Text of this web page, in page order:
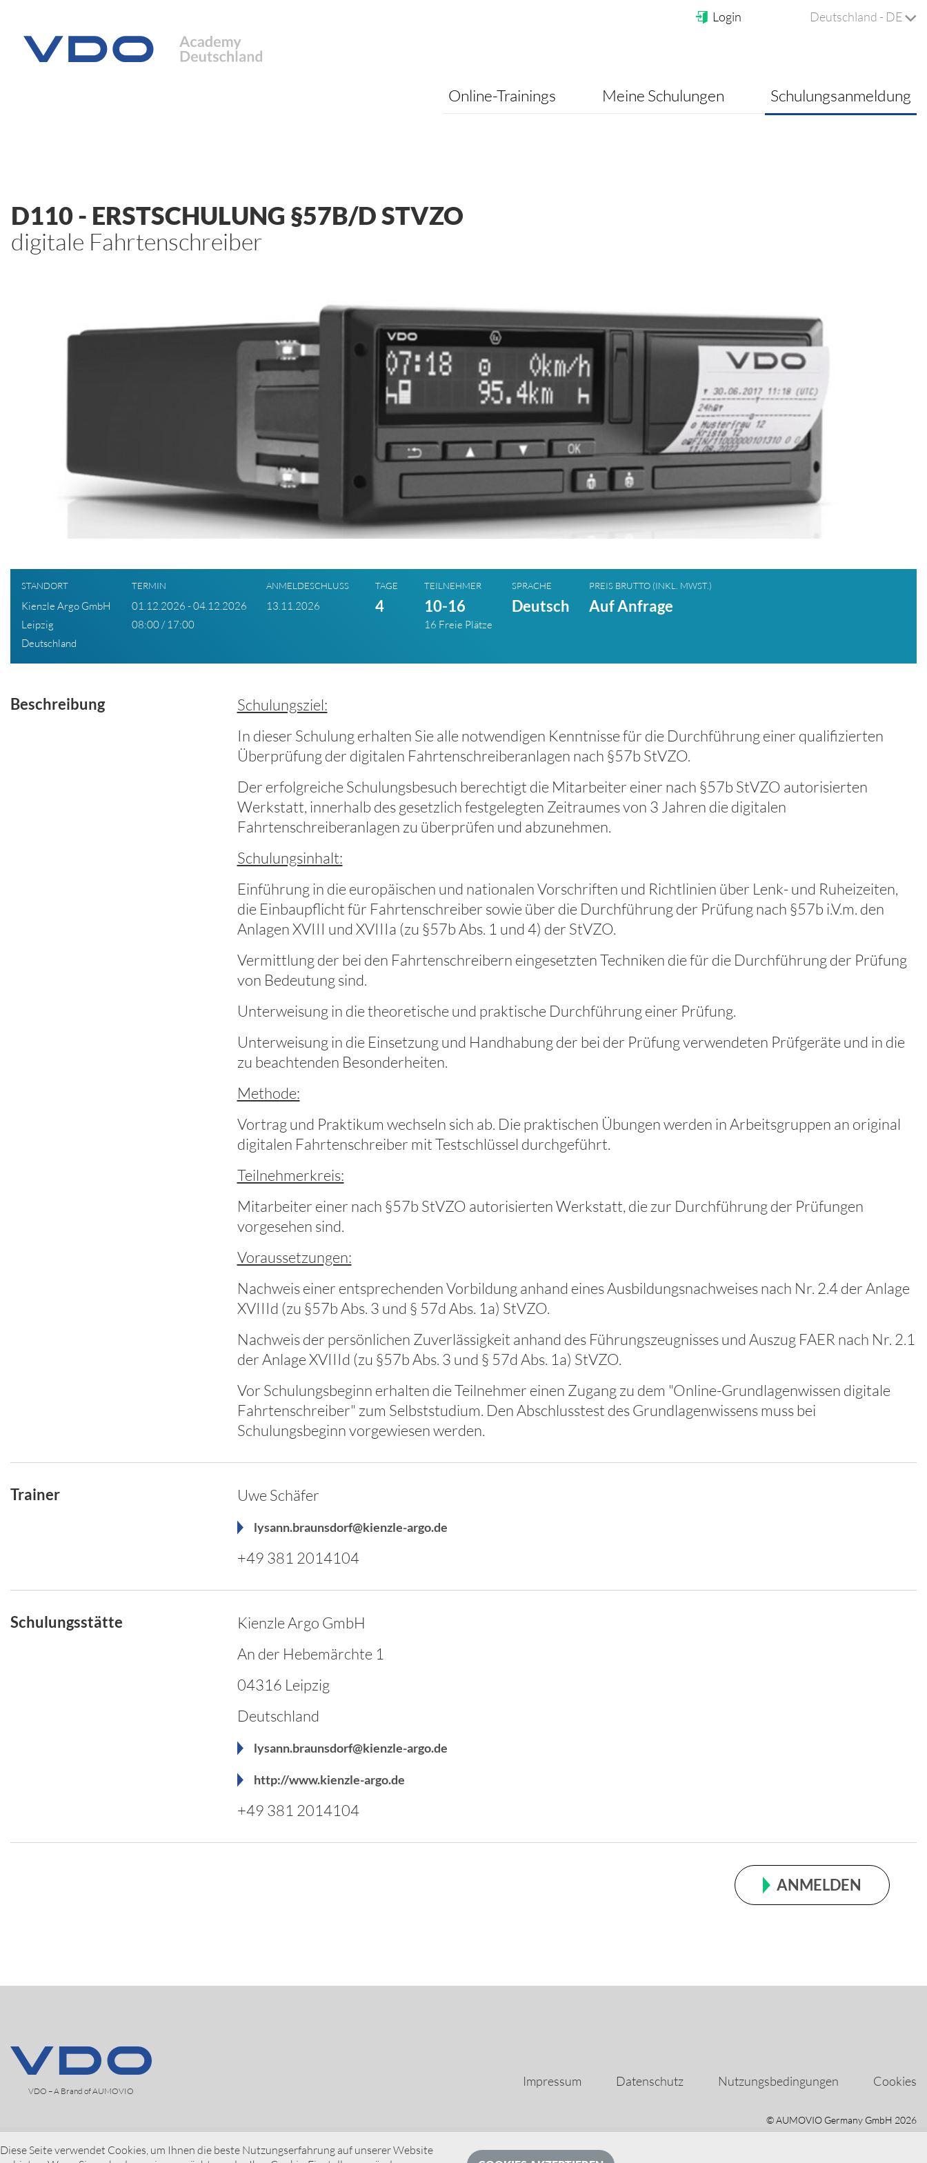
Diese Seite verwendet Cookies, um Ihnen die beste Nutzungserfahrung auf unserer Website
Login Deutschland - DE
Online-Trainings Meine Schulungen Schulungsanmeldung
D110- ERSTSCHULUNG §57B/D STVZO
digitale Fahrtenschreiber
STANDORT
Kienzle Argo GmbH
Leipzig
Deutschland
TERMIN
01.12.2026 - 04.12.2026
08:00 / 17:00
ANMELDESCHLUSS
13.11.2026
TAGE
4
TEILNEHMER
10-16
16 Freie Plätze
SPRACHE
Deutsch
PREIS BRUTTO (INKL. MWST.)
Auf Anfrage
Beschreibung
Schulungsziel:
In dieser Schulung erhalten Sie alle notwendigen Kenntnisse für die Durchführung einer qualifizierten
Überprüfung der digitalen Fahrtenschreiberanlagen nach §57b StVZO.
Der erfolgreiche Schulungsbesuch berechtigt die Mitarbeiter einer nach §57b StVZO autorisierten
Werkstatt, innerhalb des gesetzlich festgelegten Zeitraumes von 3 Jahren die digitalen
Fahrtenschreiberanlagen zu überprüfen und abzunehmen.
Schulungsinhalt:
Einführung in die europäischen und nationalen Vorschriften und Richtlinien über Lenk- und Ruheizeiten,
die Einbaupflicht für Fahrtenschreiber sowie über die Durchführung der Prüfung nach §57b i.V.m. den
Anlagen XVIII und XVIIIa (zu §57b Abs. 1 und 4) der StVZO.
Vermittlung der bei den Fahrtenschreibern eingesetzten Techniken die für die Durchführung der Prüfung
von Bedeutung sind.
Unterweisung in die theoretische und praktische Durchführung einer Prüfung.
Unterweisung in die Einsetzung und Handhabung der bei der Prüfung verwendeten Prüfgeräte und in die
zu beachtenden Besonderheiten.
Methode:
Vortrag und Praktikum wechseln sich ab. Die praktischen Übungen werden in Arbeitsgruppen an original
digitalen Fahrtenschreiber mit Testschlüssel durchgeführt.
Teilnehmerkreis:
Mitarbeiter einer nach §57b StVZO autorisierten Werkstatt, die zur Durchführung der Prüfungen
vorgesehen sind.
Voraussetzungen:
Nachweis einer entsprechenden Vorbildung anhand eines Ausbildungsnachweises nach Nr. 2.4 der Anlage
XVIIId (zu §57b Abs. 3 und § 57d Abs. 1a) StVZO.
Nachweis der persönlichen Zuverlässigkeit anhand des Führungszeugnisses und Auszug FAER nach Nr. 2.1
der Anlage XVIIId (zu §57b Abs. 3 und § 57d Abs. 1a) StVZO.
Vor Schulungsbeginn erhalten die Teilnehmer einen Zugang zu dem "Online-Grundlagenwissen digitale
Fahrtenschreiber" zum Selbststudium. Den Abschlusstest des Grundlagenwissens muss bei
Schulungsbeginn vorgewiesen werden.
Trainer Uwe Schäfer
lysann.braunsdorf@kienzle-argo.de
+49 381 2014104
Schulungsstätte
Kienzle Argo GmbH
An der Hebemärchte 1
04316 Leipzig
Deutschland
lysann.braunsdorf@kienzle-argo.de
http://www.kienzle-argo.de
+49 381 2014104
ANMELDEN
Impressum Datenschutz Nutzungsbedingungen Cookies
VDO – A Brand of AUMOVIO
© AUMOVIO Germany GmbH 2026